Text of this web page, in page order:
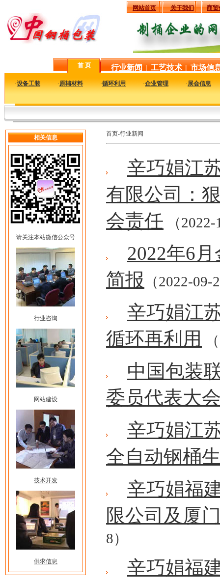
网站首页 关于我们 商贸
首 页 行业新闻 | 工艺技术 | 市场信
·设备工装 ·原辅材料 ·循环利用 ·企业管理 ·展会信息
相关信息
请关注本站微信公众号
行业咨询
网站建设
技术开发
供求信息
首页-行业新闻
辛巧娟江
有限公司：
会责任 （
2022年6
简报 （2022-09-
辛巧娟江
循环再利用
中国包装
委员代表大
辛巧娟江
全自动钢桶
辛巧娟福
限公司及厦
8）
辛巧娟福